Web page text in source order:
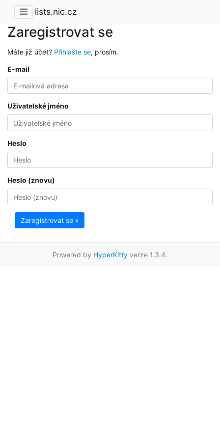
lists.nic.cz
Zaregistrovat se
Máte již účet? Přihlašte se, prosím.
E-mail
Uživatelské jméno
Heslo
Heslo (znovu)
Zaregistrovat se »
Powered by HyperKitty verze 1.3.4.